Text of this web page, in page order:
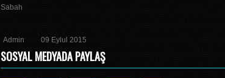
Sabah
Admin 09 Eylul 2015
SOSYAL MEDYADA PAYLAŞ